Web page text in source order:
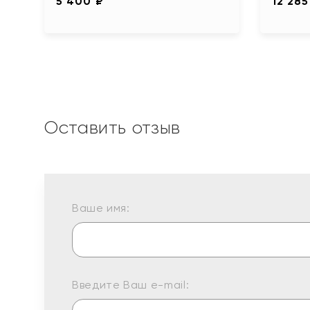
Оставить отзыв
Ваше имя:
Введите Ваш e-mail: